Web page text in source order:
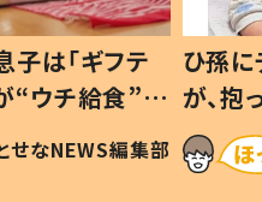
子は「ギフテ
“ウチ給食”を
は #令和の親
せなNEWS編集部
ひ孫
が、
「涙が
い」